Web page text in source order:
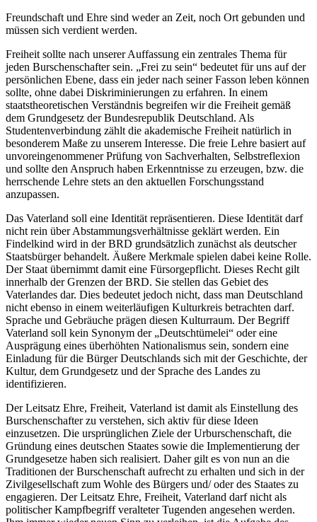
Freundschaft und Ehre sind weder an Zeit, noch Ort gebunden und
müssen sich verdient werden.
Freiheit sollte nach unserer Auffassung ein zentrales Thema für
jeden Burschenschafter sein. „Frei zu sein“ bedeutet für uns auf der
persönlichen Ebene, dass ein jeder nach seiner Fasson leben können
sollte, ohne dabei Diskriminierungen zu erfahren. In einem
staatstheoretischen Verständnis begreifen wir die Freiheit gemäß
dem Grundgesetz der Bundesrepublik Deutschland. Als
Studentenverbindung zählt die akademische Freiheit natürlich in
besonderem Maße zu unserem Interesse. Die freie Lehre basiert auf
unvoreingenommener Prüfung von Sachverhalten, Selbstreflexion
und sollte den Anspruch haben Erkenntnisse zu erzeugen, bzw. die
herrschende Lehre stets an den aktuellen Forschungsstand
anzupassen.
Das Vaterland soll eine Identität repräsentieren. Diese Identität darf
nicht rein über Abstammungsverhältnisse geklärt werden. Ein
Findelkind wird in der BRD grundsätzlich zunächst als deutscher
Staatsbürger behandelt. Äußere Merkmale spielen dabei keine Rolle.
Der Staat übernimmt damit eine Fürsorgepflicht. Dieses Recht gilt
innerhalb der Grenzen der BRD. Sie stellen das Gebiet des
Vaterlandes dar. Dies bedeutet jedoch nicht, dass man Deutschland
nicht ebenso in einem weiterläufigen Kulturkreis betrachten darf.
Sprache und Gebräuche prägen diesen Kulturraum. Der Begriff
Vaterland soll kein Synonym der „Deutschtümelei“ oder eine
Ausprägung eines überhöhten Nationalismus sein, sondern eine
Einladung für die Bürger Deutschlands sich mit der Geschichte, der
Kultur, dem Grundgesetz und der Sprache des Landes zu
identifizieren.
Der Leitsatz Ehre, Freiheit, Vaterland ist damit als Einstellung des
Burschenschafter zu verstehen, sich aktiv für diese Ideen
einzusetzen. Die ursprünglichen Ziele der Urburschenschaft, die
Gründung eines deutschen Staates sowie die Implementierung der
Grundgesetze haben sich realisiert. Daher gilt es von nun an die
Traditionen der Burschenschaft aufrecht zu erhalten und sich in der
Zivilgesellschaft zum Wohle des Bürgers und/ oder des Staates zu
engagieren. Der Leitsatz Ehre, Freiheit, Vaterland darf nicht als
politischer Kampfbegriff veralteter Tugenden angesehen werden.